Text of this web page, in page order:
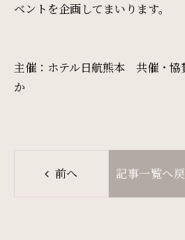
特定商取引法に基づく表記
ベントを企画してまいります。
主催：ホテル日航熊本 共催・協
か
前へ 記事一覧へ